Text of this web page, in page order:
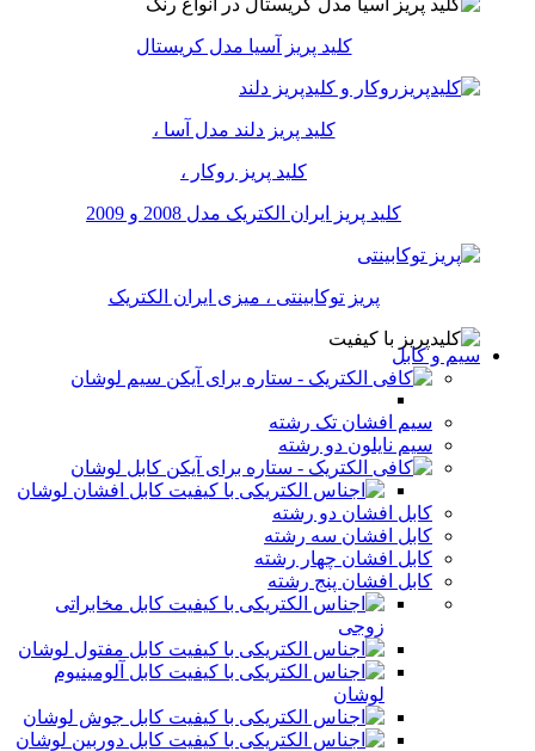
کلید پریز آسیا مدل کریستال
کلید پریز دلند مدل آسا ،
کلید پریز روکار ،
کلید پریز ایران الکتریک مدل 2008 و 2009
پریز توکابینتی ، میزی ایران الکتریک
سیم و کابل
سیم لوشان
سیم افشان تک رشته
سیم نایلون دو رشته
کابل لوشان
کابل افشان لوشان
کابل افشان دو رشته
کابل افشان سه رشته
کابل افشان چهار رشته
کابل افشان پنج رشته
کابل مخابراتی
زوجی
کابل مفتول لوشان
کابل آلومینیوم
لوشان
کابل جوش لوشان
کابل دوربین لوشان